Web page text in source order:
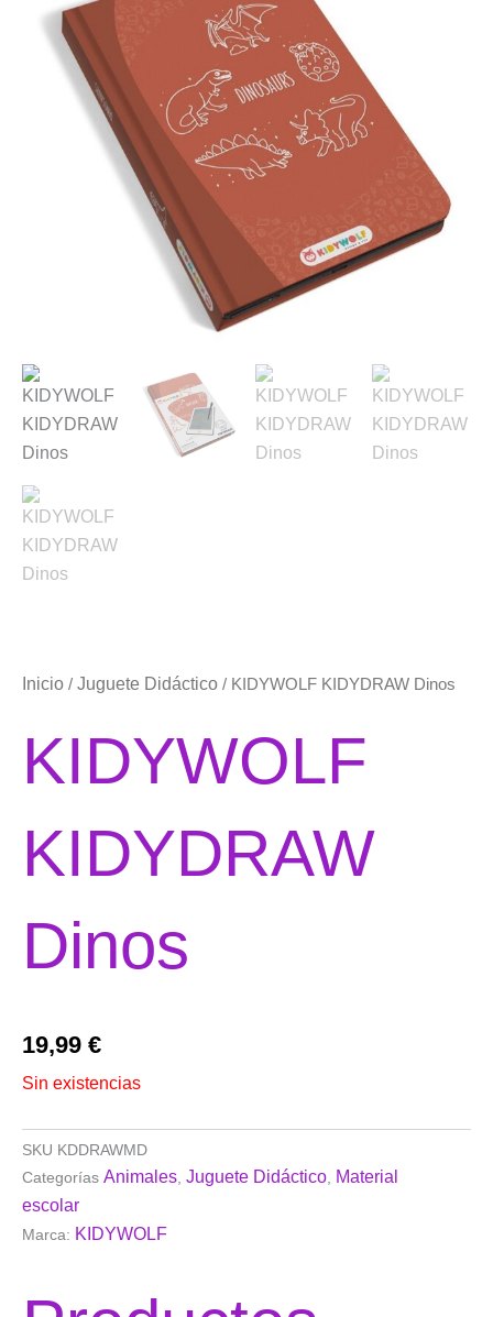
Inicio / Juguete Didáctico / KIDYWOLF KIDYDRAW Dinos
KIDYWOLF
KIDYDRAW
Dinos
19,99 €
Sin existencias
SKU KDDRAWMD
Categorías Animales Juguete Didáctico Material
escolar
Marca: KIDYWOLF